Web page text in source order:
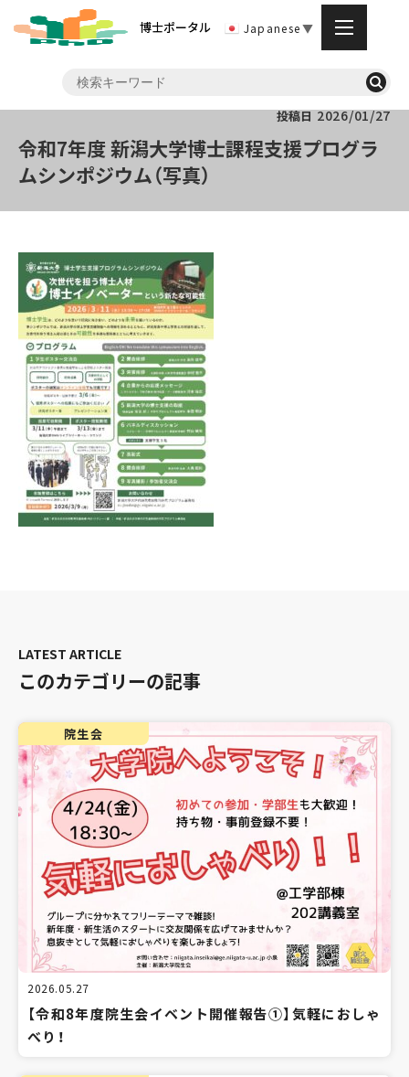
博士ポータル Japanese▼
投稿日 2026/01/27
令和7年度 新潟大学博士課程支援プログラ
ムシンポジウム（写真）
このカテゴリーの記事
院生会
2026.05.27
【令和8年度院生会イベント開催報告①】気軽におしゃ
べり！